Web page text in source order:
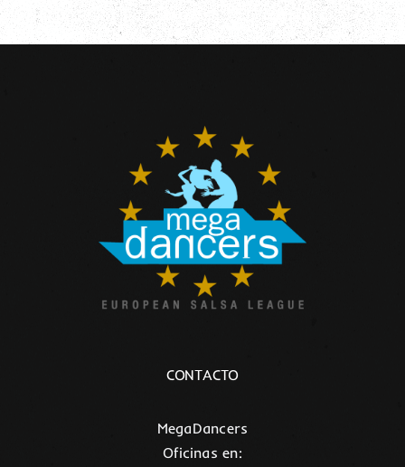
CONTACTO
MegaDancers
Oficinas en: